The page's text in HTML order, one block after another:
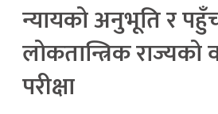
न्यायको अनुभूति र
लोकतान्त्रिक राज्यको
परीक्षा